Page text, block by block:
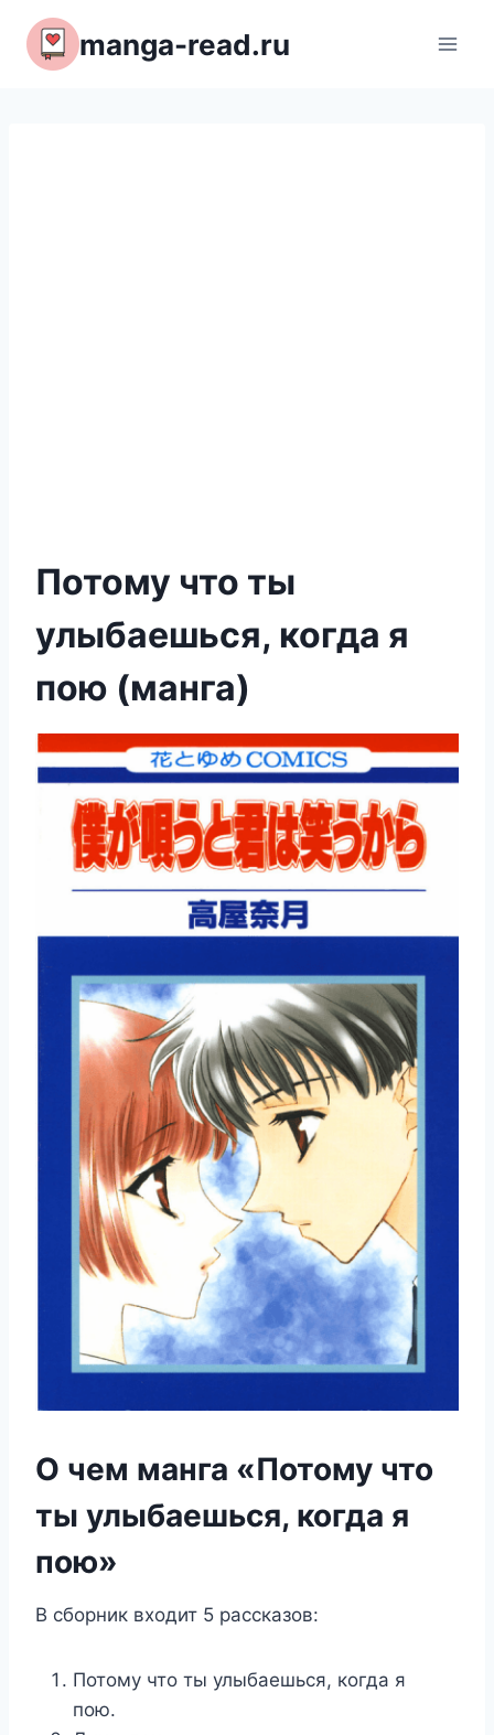
Перейти
содержимому
manga-read.ru
Потому что ты
улыбаешься, когда я
пою (манга)
О чем манга «Потому что
ты улыбаешься, когда я
пою»
В сборник входит 5 рассказов:
Потому что ты улыбаешься, когда я
пою.